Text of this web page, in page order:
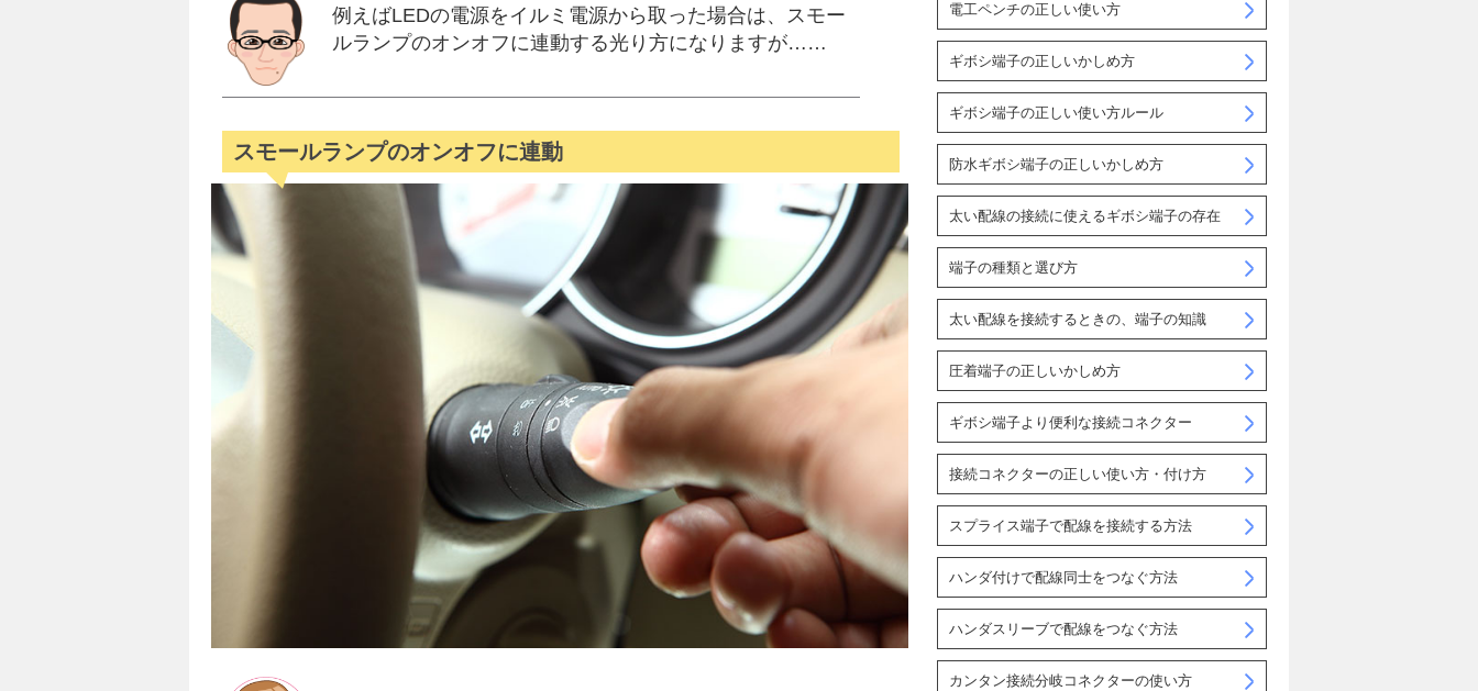
例えばLEDの電源をイルミ電源から取った場合は、スモー
ルランプのオンオフに連動する光り方になりますが……
スモールランプのオンオフに連動
電工ペンチの正しい使い方
ギボシ端子の正しいかしめ方
ギボシ端子の正しい使い方ルール
防水ギボシ端子の正しいかしめ方
太い配線の接続に使えるギボシ端子の存在
端子の種類と選び方
太い配線を接続するときの、端子の知識
圧着端子の正しいかしめ方
ギボシ端子より便利な接続コネクター
接続コネクターの正しい使い方・付け方
スプライス端子で配線を接続する方法
ハンダ付けで配線同士をつなぐ方法
ハンダスリーブで配線をつなぐ方法
カンタン接続分岐コネクターの使い方